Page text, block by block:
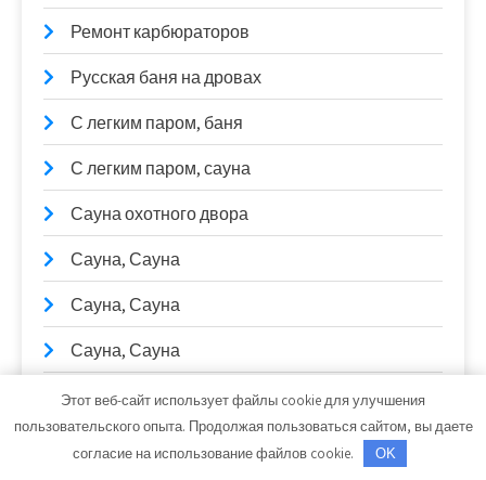
Ремонт карбюраторов
Русская баня на дровах
С легким паром, баня
С легким паром, сауна
Сауна охотного двора
Сауна, Сауна
Сауна, Сауна
Сауна, Сауна
Сварочные работы
СибТракСкан, официальный дистрибьютор
DongFeng, официальный дилер Scania, Daewoo,
Этот веб-сайт использует файлы cookie для улучшения
пользовательского опыта. Продолжая пользоваться сайтом, вы даете
согласие на использование файлов cookie.
OK